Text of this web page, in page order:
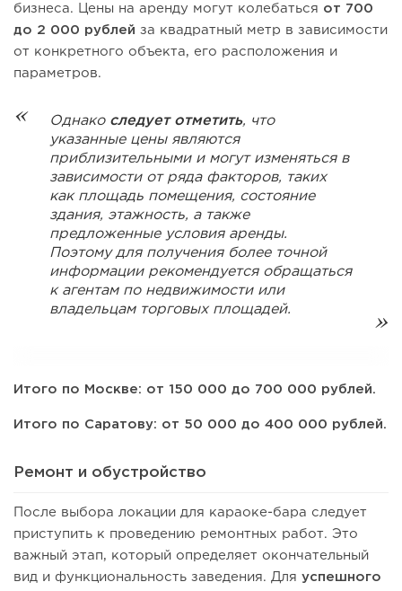
бизнеса. Цены на аренду могут колебаться от 700
до 2 000 рублей за квадратный метр в зависимости
от конкретного объекта, его расположения и
параметров.
Однако следует отметить, что
указанные цены являются
приблизительными и могут изменяться в
зависимости от ряда факторов, таких
как площадь помещения, состояние
здания, этажность, а также
предложенные условия аренды.
Поэтому для получения более точной
информации рекомендуется обращаться
к агентам по недвижимости или
владельцам торговых площадей.
Итого по Москве: от 150 000 до 700 000 рублей.
Итого по Саратову: от 50 000 до 400 000 рублей.
Ремонт и обустройство
После выбора локации для караоке-бара следует
приступить к проведению ремонтных работ. Это
важный этап, который определяет окончательный
вид и функциональность заведения. Для успешного